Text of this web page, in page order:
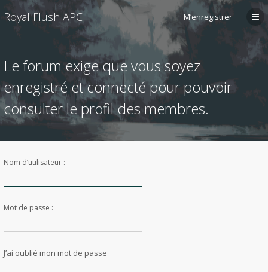
Royal Flush APC M’enregistrer
Le forum exige que vous soyez
enregistré et connecté pour pouvoir
consulter le profil des membres.
Nom d’utilisateur :
Mot de passe :
J’ai oublié mon mot de passe